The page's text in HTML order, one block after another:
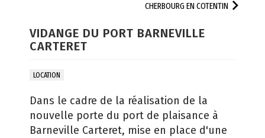
CHERBOURG EN COTENTIN
VIDANGE DU PORT BARNEVILLE
CARTERET
LOCATION
Dans le cadre de la réalisation de la
nouvelle porte du port de plaisance à
Barneville Carteret, mise en place d'une